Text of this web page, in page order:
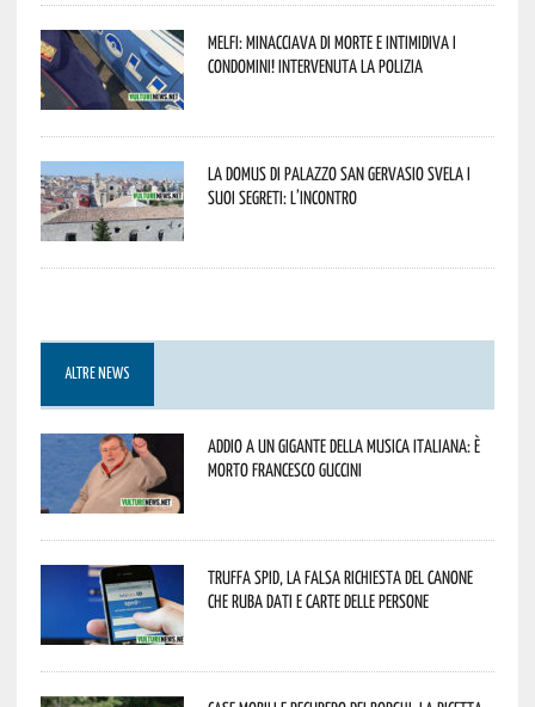
Melfi: minacciava di morte e intimidiva i
condomini! Intervenuta la Polizia
La Domus di Palazzo San Gervasio svela i
suoi segreti: l’incontro
ALTRE NEWS
Addio a un gigante della musica italiana: è
morto Francesco Guccini
Truffa Spid, la falsa richiesta del canone
che ruba dati e carte delle persone